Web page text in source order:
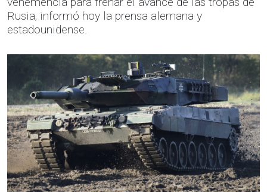
Rusia, informó hoy la prensa alemana y
estadounidense.